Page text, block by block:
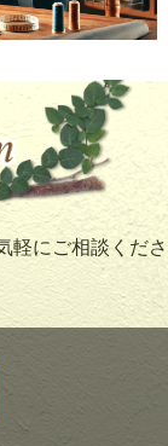
軽にご相談くださ